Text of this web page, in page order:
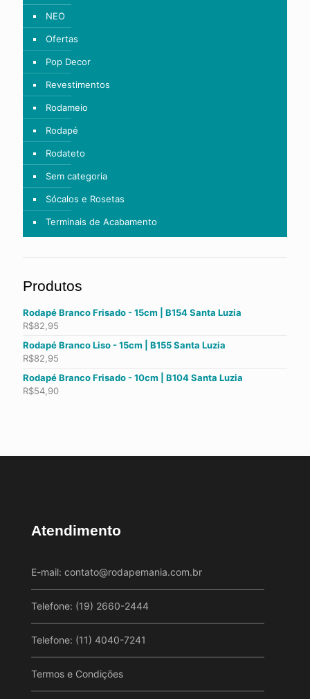
NEO
Ofertas
Pop Decor
Revestimentos
Rodameio
Rodapé
Rodateto
Sem categoria
Sócalos e Rosetas
Terminais de Acabamento
Produtos
Rodapé Branco Frisado - 15cm | B154 Santa Luzia
R$82,95
Rodapé Branco Liso - 15cm | B155 Santa Luzia
R$82,95
Rodapé Branco Frisado - 10cm | B104 Santa Luzia
R$54,90
Atendimento
E-mail: contato@rodapemania.com.br
Telefone: (19) 2660-2444
Telefone: (11) 4040-7241
Termos e Condições